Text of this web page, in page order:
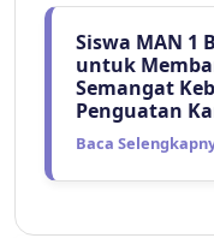
Siswa MAN 1
untuk
Semangat
Penguatan
Baca